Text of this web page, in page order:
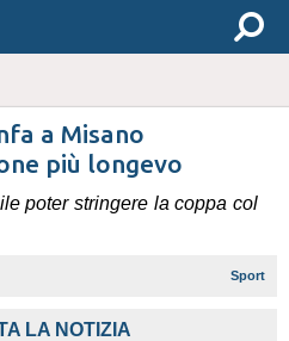
a Misano
più longevo
poter stringere la coppa col
Sport
LA NOTIZIA